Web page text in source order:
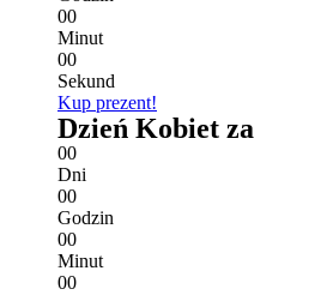
00
Minut
00
Sekund
Kup prezent!
Dzień Kobiet za
00
Dni
00
Godzin
00
Minut
00